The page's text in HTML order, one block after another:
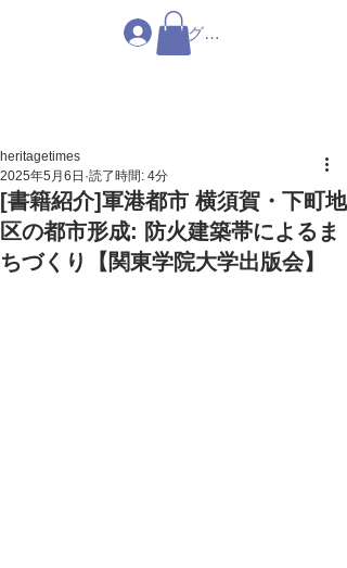
ログイン
[書籍紹介]軍港都市 横須賀・下町地
区の都市形成: 防火建築帯によるま
ちづくり【関東学院大学出版会】
heritagetimes
2025年5月6日 読了時間: 4分